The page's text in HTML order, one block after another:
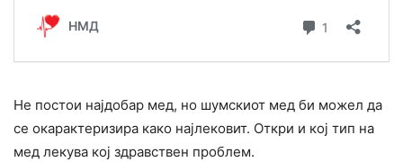
Не постои најдобар мед, но шумскиот мед би можел да
се окарактеризира како најлековит. Откри и кој тип на
мед лекува кој здравствен проблем.